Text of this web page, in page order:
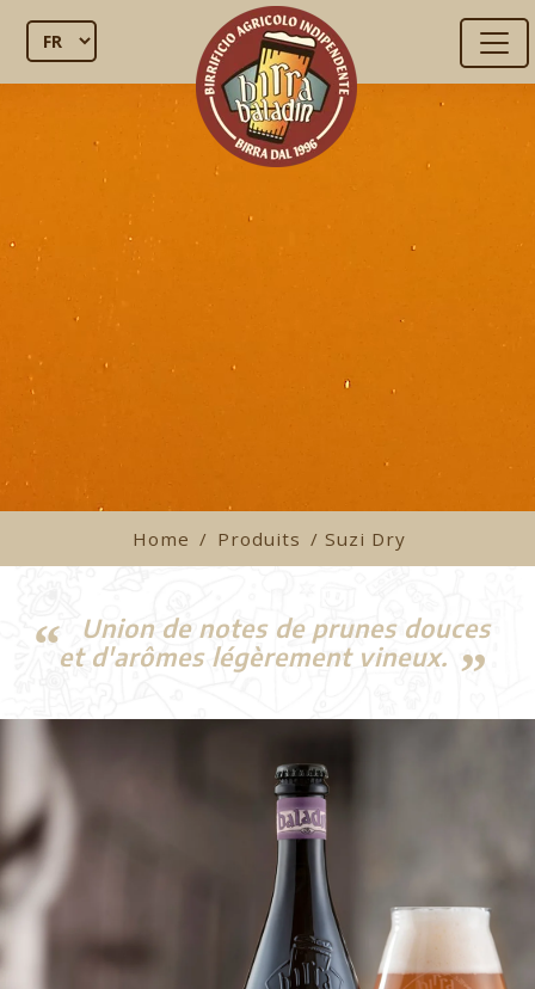
Home / Produits / Suzi Dry
Union de notes de prunes douces
et d'arômes légèrement vineux.